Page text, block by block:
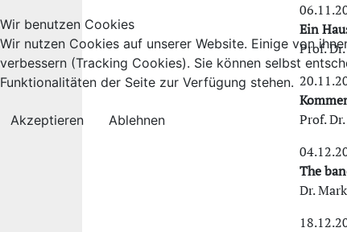
Ein
Prof.
Prof.
The
Dr.
Wir benutzen Cookies
Wir nutzen Cookies auf unserer Website. Einige von
verbessern (Tracking Cookies). Sie können selbst
Funktionalitäten der Seite zur Verfügung stehen.
Akzeptieren Ablehnen